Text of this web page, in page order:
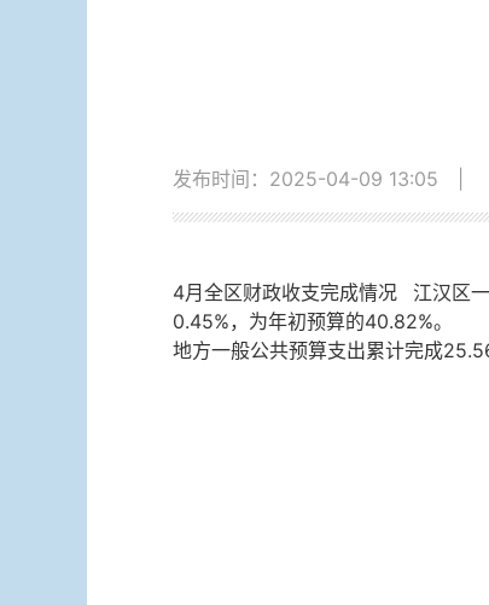
发布时间：2025-04-09 13:05
4月全区财政收支完成情况 江汉区
0.45%，为年初预算的40.82%。
地方一般公共预算支出累计完成